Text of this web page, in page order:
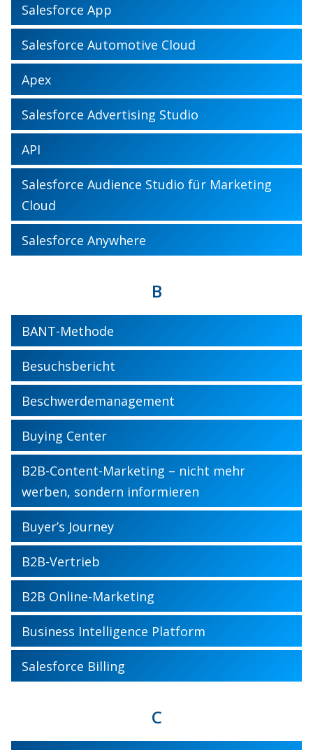
Salesforce App
Salesforce Automotive Cloud
Apex
Salesforce Advertising Studio
API
Salesforce Audience Studio für Marketing
Cloud
Salesforce Anywhere
B
BANT-Methode
Besuchsbericht
Beschwerdemanagement
Buying Center
B2B-Content-Marketing – nicht mehr
werben, sondern informieren
Buyer’s Journey
B2B-Vertrieb
B2B Online-Marketing
Business Intelligence Platform
Salesforce Billing
C